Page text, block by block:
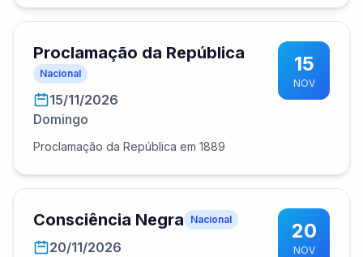
Proclamação da República
Nacional
15/11/2026
Domingo
Proclamação da República em 1889
15
NOV
Consciência Negra Nacional
20/11/2026
20
NOV